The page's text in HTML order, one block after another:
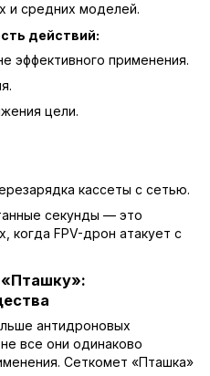
и средних моделей.
действий:
эффективного применения.
цели.
кассеты с сетью.
секунды — это
когда FPV-дрон атакует с
антидроновых
все они одинаково
Сеткомет «Пташка»